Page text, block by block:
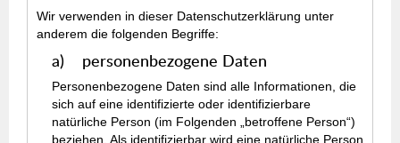
Wir verwenden in dieser Datenschutzerklärung unter
anderem die folgenden Begriffe:
a) personenbezogene Daten
Personenbezogene Daten sind alle Informationen, die
sich auf eine identifizierte oder identifizierbare
natürliche Person (im Folgenden „betroffene Person“)
beziehen. Als identifizierbar wird eine natürliche Person